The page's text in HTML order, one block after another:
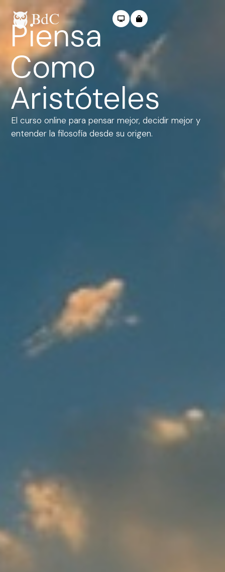
contenido
Piensa
Como
El curso online para pensar mejor, decidir mejor y
entender la filosofía desde su origen.
Aristóteles